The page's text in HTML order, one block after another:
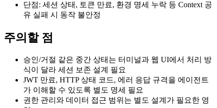
단점: 세션 상태, 토큰 만료, 환경 명세 누락 등 Context 공
유 실패 시 동작 불안정
주의할 점
승인/거절 같은 중간 상태는 터미널과 웹 UI에서 처리 방
식이 달라 세션 보존 설계 필요
JWT 만료, HTTP 상태 코드, 에러 응답 규격을 에이전트
가 이해할 수 있도록 별도 명세 필요
권한 관리와 데이터 접근 범위는 별도 설계가 필요한 영